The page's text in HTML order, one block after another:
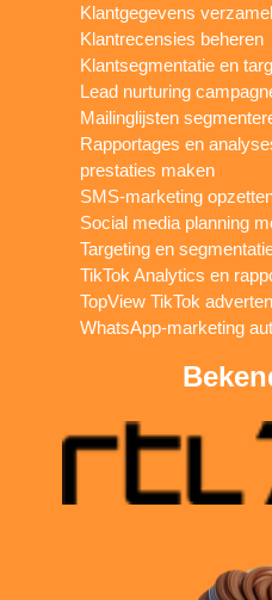
Klantgegevens
Klantrecensies beheren
Klantsegmentatie en
Lead nurturing
Mailinglijsten
Rapportages en
prestaties maken
SMS-marketing
Social media planning
Targeting en
TikTok Analytics en
TopView TikTok
WhatsApp-marketing